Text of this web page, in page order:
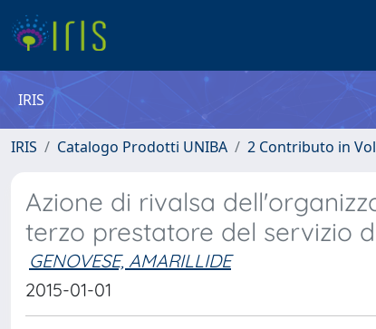
IRIS
IRIS Catalogo Prodotti UNIBA 2 Contributo in
Azione di rivalsa
terzo prestatore del servizio
GENOVESE, AMARILLIDE
2015-01-01